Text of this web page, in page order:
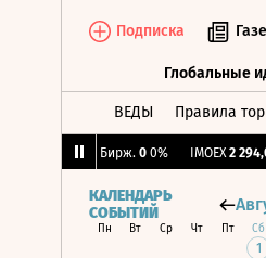
Подписка
Глобальные
ВЕДЫ Правила
CNY Бирж. 0 0% IMOEX 2
КАЛЕНДАРЬ
СОБЫТИЙ
Пн Вт Ср Чт Пт Сб
1